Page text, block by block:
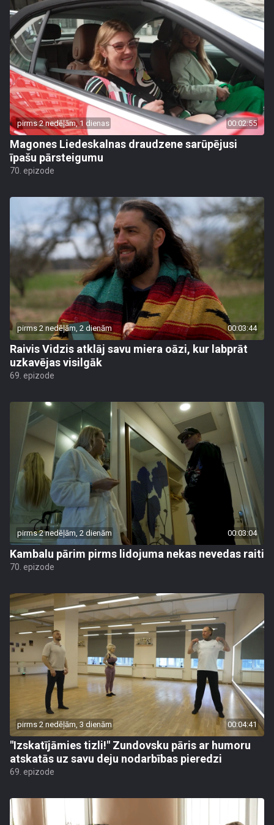
pirms 2 nedēļām, 1 dienas 00:02:55
Magones Liedeskalnas draudzene sarūpējusi
īpašu pārsteigumu
70. epizode
pirms 2 nedēļām, 2 dienām 00:03:44
Raivis Vidzis atklāj savu miera oāzi, kur labprāt
uzkavējas visilgāk
69. epizode
pirms 2 nedēļām, 2 dienām 00:03:04
Kambalu pārim pirms lidojuma nekas nevedas raiti
70. epizode
pirms 2 nedēļām, 3 dienām 00:04:41
"Izskatījāmies tizli!" Zundovsku pāris ar humoru
atskatās uz savu deju nodarbības pieredzi
69. epizode